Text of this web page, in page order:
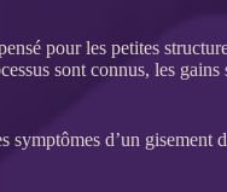
pour les petites
sont connus, les gains
symptômes d’un gisement